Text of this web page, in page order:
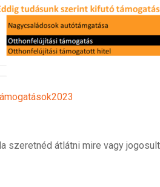
szeretnéd átlátni mire vagy